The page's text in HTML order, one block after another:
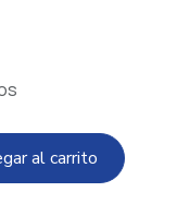
al c​​arrito